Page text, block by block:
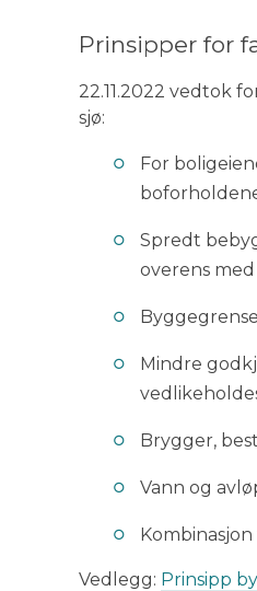
Prinsipper for
22.11.2022 vedtok
sjø:
For
Spredt
overens
Mindre
Brygger,
Vann og
Vedlegg: Prinsipp